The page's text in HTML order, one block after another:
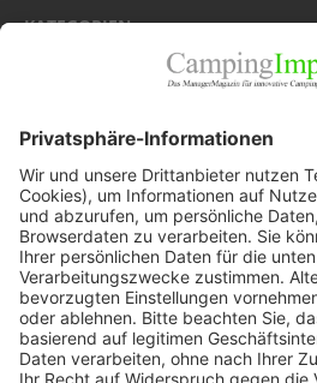
KATEGORIEN
Firmenporträts
Panorama
Produkte
Ratgeber
Weitblick